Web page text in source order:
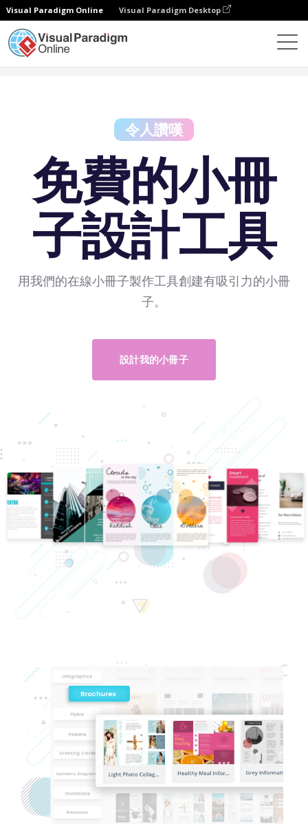
Visual Paradigm Online Visual Paradigm Desktop
令人讚嘆
免費的小冊
子設計工具
用我們的在線小冊子製作工具創建有吸引力的小冊
子。
設計我的小冊子